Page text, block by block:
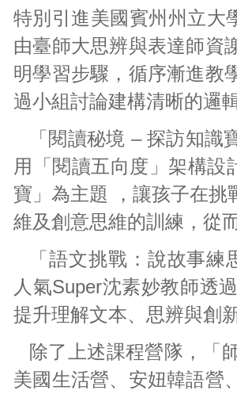
特別引進美國賓州州立大
由臺師大思辨與表達師資
明學習步驟，循序漸進教
過小組討論建構清晰的邏
「閱讀秘境 – 探訪知
用「閱讀五向度」架構
寶」為主題 ，讓孩子在挑
維及創意思維的訓練，從
「語文挑戰：說故事
人氣Super沈素妙教師透
提升理解文本、思辨與創
除了上述課程營隊，「
美國生活營、安妞韓語營